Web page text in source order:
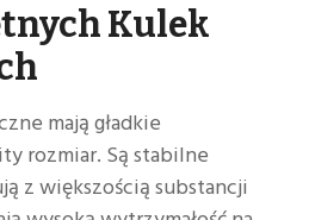
Kulek
mają gładkie
rozmiar. Są stabilne
z większością substancji